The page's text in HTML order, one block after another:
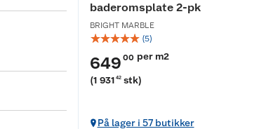
baderomsplate 2-pk
BRIGHT MARBLE
☆☆☆☆☆ (5)
649 00 per m2
(1 931 42 stk)
På lager i 57 butikker